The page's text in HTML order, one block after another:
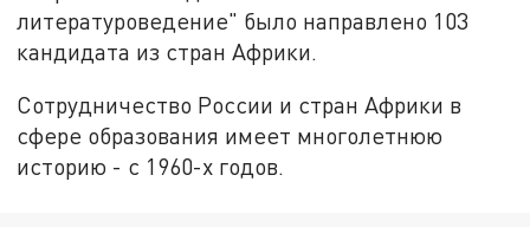
литературоведение" было направлено 103
кандидата из стран Африки.
Сотрудничество России и стран Африки в
сфере образования имеет многолетнюю
историю - с 1960-х годов.